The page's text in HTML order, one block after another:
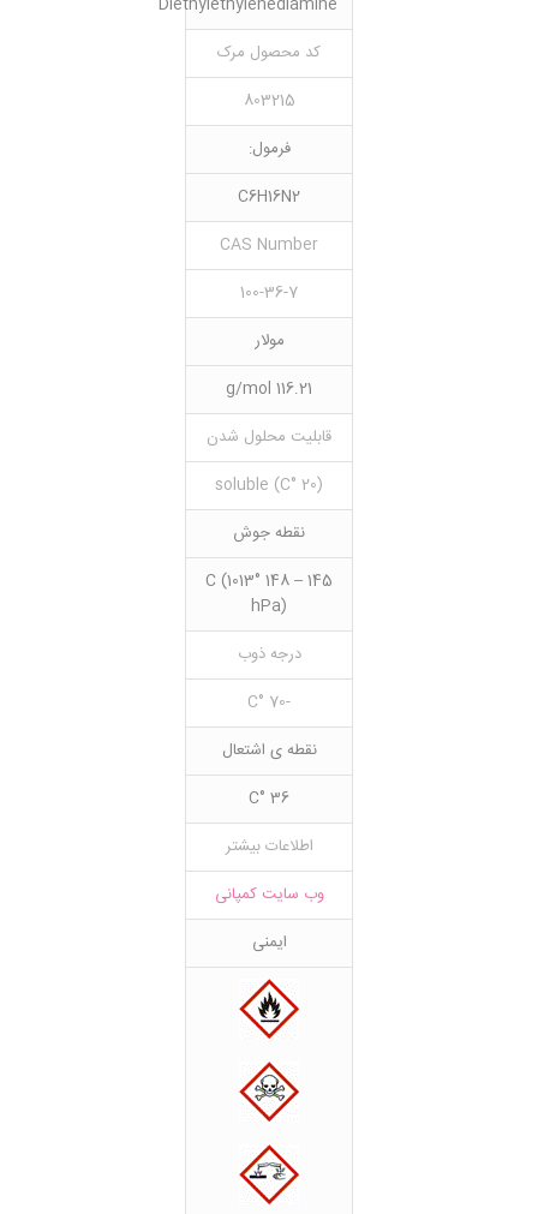
کد محصول مرک
803215
فرمول:
C6H16N2
CAS Number
100-36-7
مولار
116.21 g/mol
قابلیت محلول شدن
(20 °C) soluble
نقطه جوش
145 – 148 °C (1013
hPa)
درجه ذوب
-70 °C
نقطه ی اشتعال
36 °C
اطلاعات بیشتر
وب سایت کمپانی
ایمنی